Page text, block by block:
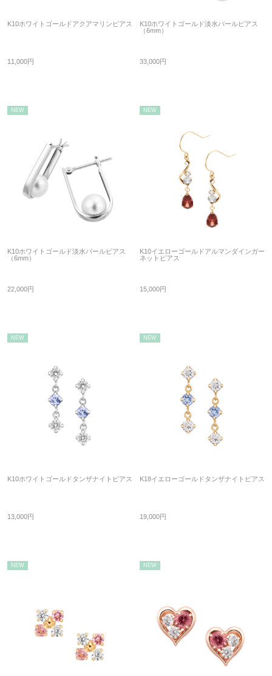
K10ホワイトゴールドアクアマリンピアス
11,000円
K10ホワイトゴールド淡水パールピアス
（6mm）
33,000円
NEW
K10ホワイトゴールド淡水パールピアス
（6mm）
22,000円
NEW
K10イエローゴールドアルマンダインガー
ネットピアス
15,000円
NEW
K10ホワイトゴールドタンザナイトピアス
13,000円
NEW
K18イエローゴールドタンザナイトピアス
19,000円
NEW NEW